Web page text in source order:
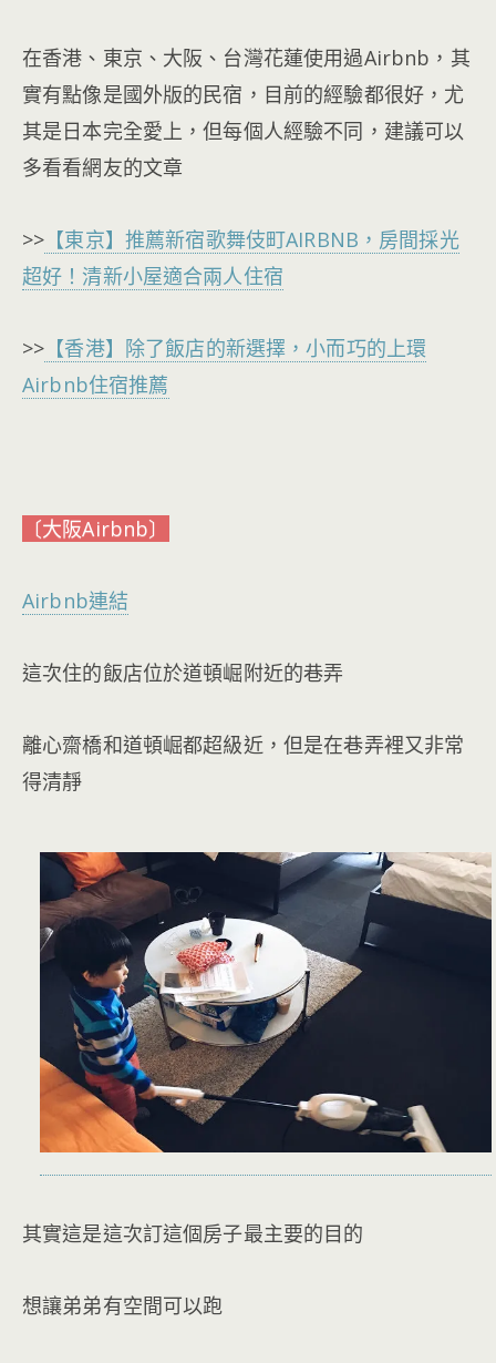
在香港、東京、大阪、台灣花蓮使用過Airbnb，其
實有點像是國外版的民宿，目前的經驗都很好，尤
其是日本完全愛上，但每個人經驗不同，建議可以
多看看網友的文章
>> 【東京】推薦新宿歌舞伎町AIRBNB，房間採光
超好！清新小屋適合兩人住宿
>> 【香港】除了飯店的新選擇，小而巧的上環
Airbnb住宿推薦
〔大阪Airbnb〕
Airbnb連結
這次住的飯店位於道頓崛附近的巷弄
離心齋橋和道頓崛都超級近，但是在巷弄裡又非常
得清靜
其實這是這次訂這個房子最主要的目的
想讓弟弟有空間可以跑